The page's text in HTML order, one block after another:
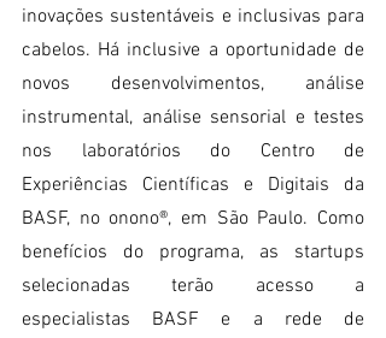
inovações sustentáveis e inclusivas para
cabelos. Há inclusive a oportunidade de
novos desenvolvimentos, análise
instrumental, análise sensorial e testes
nos laboratórios do Centro de
Experiências Científicas e Digitais da
BASF, no onono®, em São Paulo. Como
benefícios do programa, as startups
selecionadas terão acesso a
especialistas BASF e a rede de